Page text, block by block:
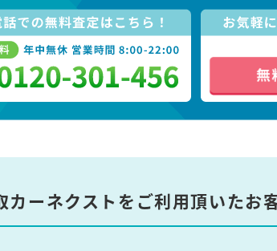
カーネクストをご利用頂いたお